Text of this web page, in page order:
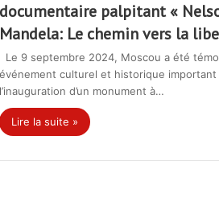
documentaire palpitant «
Mandela: Le chemin vers la
Le 9 septembre 2024, Moscou a été
événement culturel et historique important
l’inauguration d’un monument à…
Lire la suite »